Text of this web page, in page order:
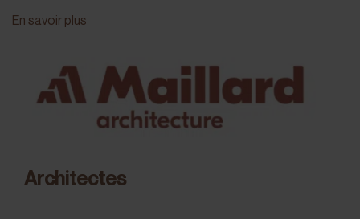
En savoir plus
Architectes